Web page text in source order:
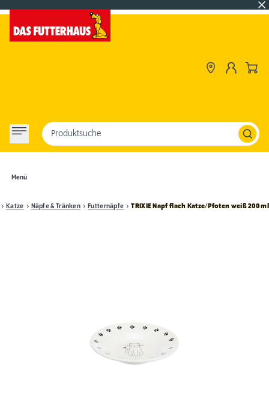
Menü
Produktsuche
Katze Näpfe & Tränken Futternäpfe TRIXIE Napf flach Katze/Pfoten weiß 200 ml